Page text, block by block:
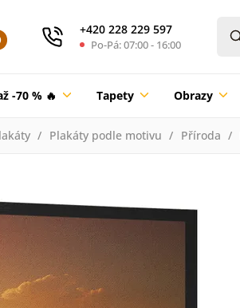
+420 228 229 597
Po-Pá: 07:00 - 16:00
-70 % 🔥 Tapety Obrazy
Plakáty podle motivu Příroda